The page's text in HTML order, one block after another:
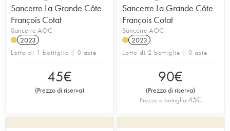
Sancerre La Grande Côte
François Cotat
Sancerre AOC
2023
Lotto di 1 bottiglia | 0 aste
45€
(Prezzo di riserva)
Sancerre La Grande Côte
François Cotat
Sancerre AOC
2023
Lotto di 2 bottiglie | 0 aste
90€
(Prezzo di riserva)
Prezzo a bottiglia 45€